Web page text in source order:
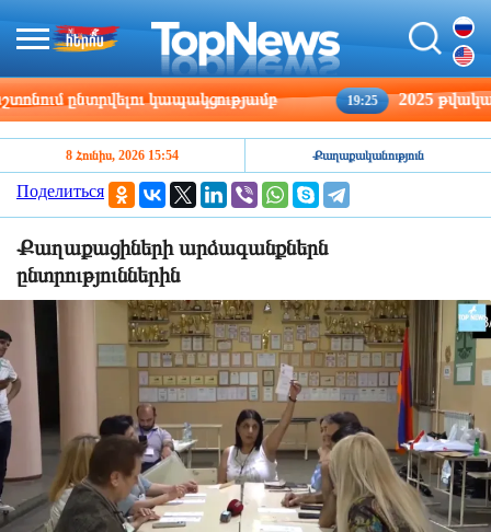
ընտրվելու կապակցությամբ 19:25 2025 թվականին
8 Հունիս, 2026 15:54 Քաղաքականություն
Поделиться
Քաղաքացիների արձագանքներն
ընտրություններին